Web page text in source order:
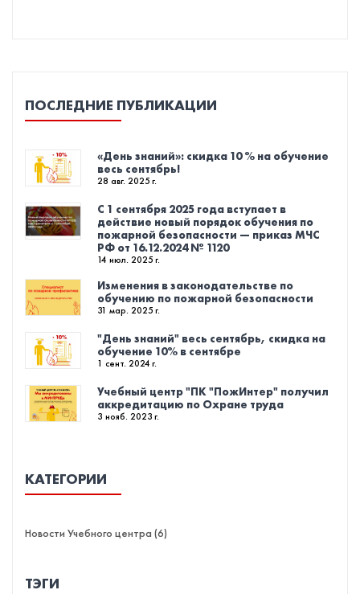
ПОСЛЕДНИЕ ПУБЛИКАЦИИ
«День знаний»: скидка 10 % на обучение
весь сентябрь!
28 авг. 2025 г.
С 1 сентября 2025 года вступает в
действие новый порядок обучения по
пожарной безопасности — приказ МЧС
РФ от 16.12.2024 № 1120
14 июл. 2025 г.
Изменения в законодательстве по
обучению по пожарной безопасности
31 мар. 2025 г.
"День знаний" весь сентябрь, скидка на
обучение 10% в сентябре
1 сент. 2024 г.
Учебный центр "ПК "ПожИнтер" получил
аккредитацию по Охране труда
3 нояб. 2023 г.
КАТЕГОРИИ
Новости Учебного центра (6)
ТЭГИ